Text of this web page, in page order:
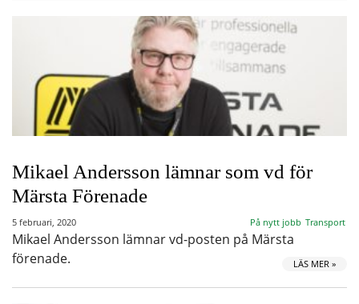
Mikael Andersson lämnar som vd för
Märsta Förenade
5 februari, 2020 På nytt jobb Transport
Mikael Andersson lämnar vd-posten på Märsta
förenade.
LÄS MER »